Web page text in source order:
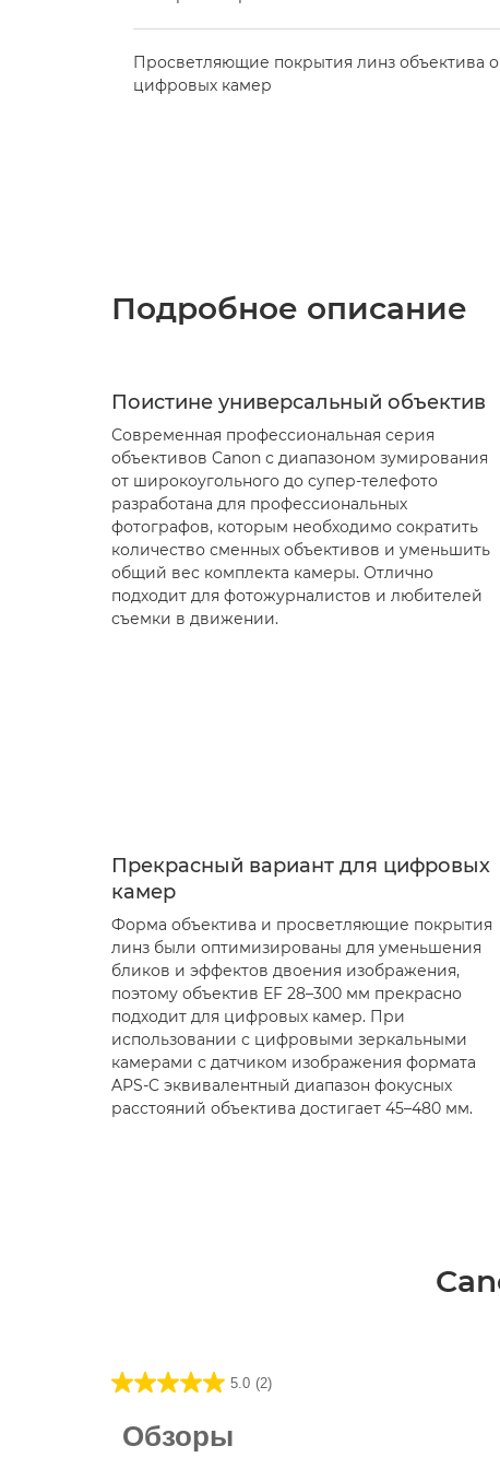
Просветляющие покрытия линз объектива
цифровых камер
Подробное описание
Поистине универсальный объектив
Современная профессиональная серия
объективов Canon с диапазоном зумирования
от широкоугольного до супер-телефото
разработана для профессиональных
фотографов, которым необходимо сократить
количество сменных объективов и уменьшить
общий вес комплекта камеры. Отлично
подходит для фотожурналистов и любителей
съемки в движении.
Прекрасный вариант для цифровых
камер
Форма объектива и просветляющие покрытия
линз были оптимизированы для уменьшения
бликов и эффектов двоения изображения,
поэтому объектив EF 28–300 мм прекрасно
подходит для цифровых камер. При
использовании с цифровыми зеркальными
камерами с датчиком изображения формата
APS-C эквивалентный диапазон фокусных
расстояний объектива достигает 45–480 мм.
5.0 (2)
5.0
звезд.
Обзоры